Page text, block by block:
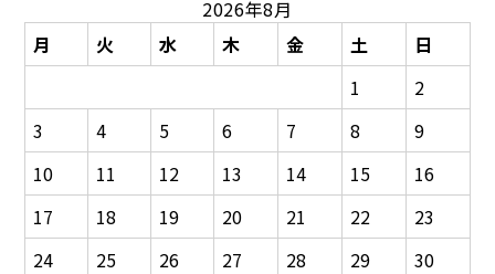
ゲ
ー
シ
ン
2026年8月
月
火 水 木 金 土
日
1
2
3
4 5 6 7 8
9
10
11 12 13 14 15
16
17
18 19 20 21 22
23
24
25 26 27 28 29
30